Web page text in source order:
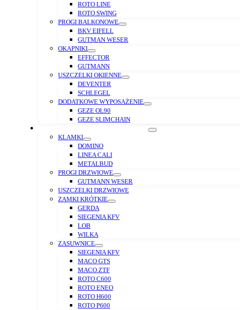
ROTO LINE
ROTO SWING
PROGI BALKONOWE
BKV EIFELL
GUTMAN WESER
OKAPNIKI
EFFECTOR
GUTMANN
USZCZELKI OKIENNE
DEVENTER
SCHLEGEL
DODATKOWE WYPOSAŻENIE
GEZE OL90
GEZE SLIMCHAIN
KLAMKI
DOMINO
LINEA CALI
METALBUD
PROGI DRZWIOWE
GUTMANN WESER
USZCZELKI DRZWIOWE
ZAMKI KRÓTKIE
GERDA
SIEGENIA KFV
LOB
WILKA
ZASUWNICE
SIEGENIA KFV
MACO GTS
MACO ZTF
ROTO C600
ROTO ENEO
ROTO H600
ROTO P600